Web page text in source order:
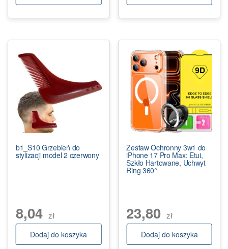
b1_S10 Grzebień do
stylizacji model 2 czerwony
8,04 zł
Dodaj do koszyka
Zestaw Ochronny 3w1 do
iPhone 17 Pro Max: Etui,
Szkło Hartowane, Uchwyt
Ring 360°
23,80 zł
Dodaj do koszyka